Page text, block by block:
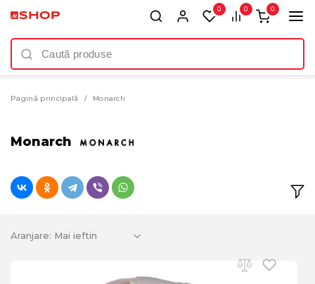
0 0 0
Pagină principală Monarch
Monarch
Aranjare: